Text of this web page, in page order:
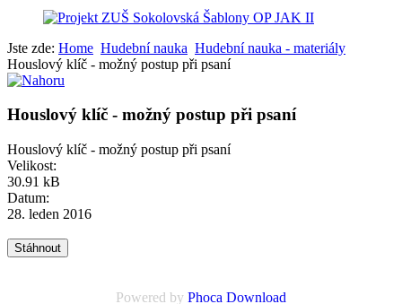
Jste zde: Home Hudební nauka Hudební nauka - materiály
Houslový klíč - možný postup při psaní
Houslový klíč - možný postup při psaní
Houslový klíč - možný postup při psaní
Velikost:
30.91 kB
Datum:
28. leden 2016
Powered by Phoca Download